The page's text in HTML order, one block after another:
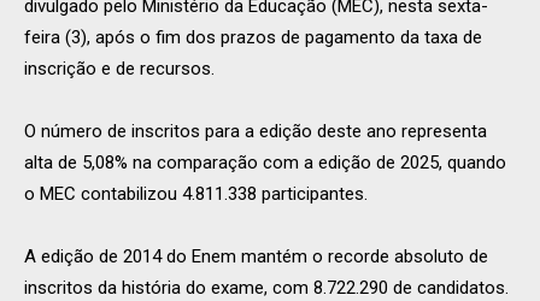
divulgado pelo Ministério da Educação (MEC), nesta sexta-
feira (3), após o fim dos prazos de pagamento da taxa de
inscrição e de recursos.
O número de inscritos para a edição deste ano representa
alta de 5,08% na comparação com a edição de 2025, quando
o MEC contabilizou 4.811.338 participantes.
A edição de 2014 do Enem mantém o recorde absoluto de
inscritos da história do exame, com 8.722.290 de candidatos.